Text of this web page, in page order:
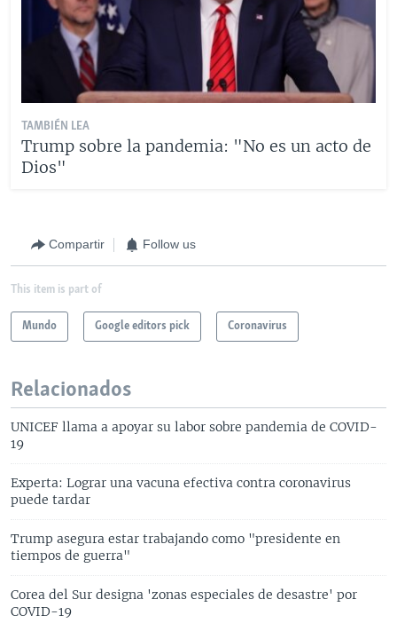
TAMBIÉN LEA
Trump sobre la pandemia: "No es un acto de
Dios"
Compartir Follow us
This item is part of
Mundo Google editors pick Coronavirus
Relacionados
UNICEF llama a apoyar su labor sobre pandemia de COVID-
19
Experta: Lograr una vacuna efectiva contra coronavirus
puede tardar
Trump asegura estar trabajando como "presidente en
tiempos de guerra"
Corea del Sur designa 'zonas especiales de desastre' por
COVID-19